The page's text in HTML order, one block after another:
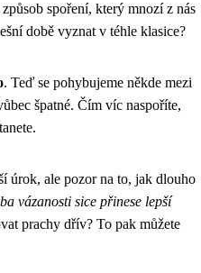
spoření, který mnozí z nás
době vyznat v téhle klasice?
. Teď se pohybujeme někde mezi
špatné. Čím víc naspoříte,
úrok, ale pozor na to, jak dlouho
vázanosti sice přinese lepší
prachy dřív? To pak můžete